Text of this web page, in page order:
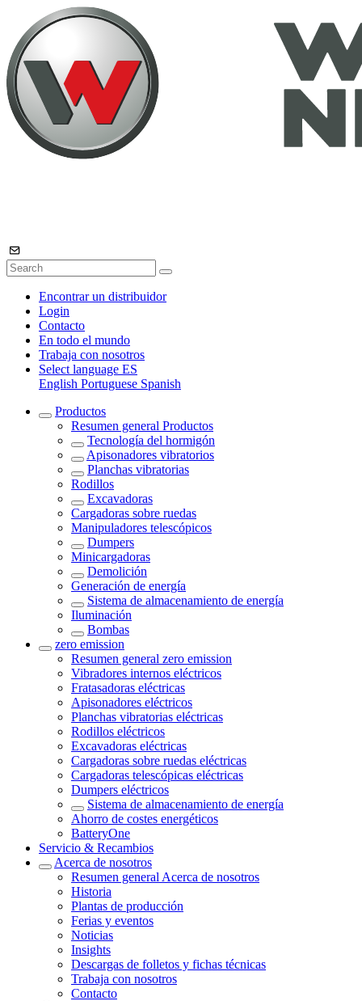
Encontrar un distribuidor
Login
Contacto
En todo el mundo
Trabaja con nosotros
Select language ES
English Portuguese Spanish
Productos
Resumen general Productos
Tecnología del hormigón
Apisonadores vibratorios
Planchas vibratorias
Rodillos
Excavadoras
Cargadoras sobre ruedas
Manipuladores telescópicos
Dumpers
Minicargadoras
Demolición
Generación de energía
Sistema de almacenamiento de energía
Iluminación
Bombas
zero emission
Resumen general zero emission
Vibradores internos eléctricos
Fratasadoras eléctricas
Apisonadores eléctricos
Planchas vibratorias eléctricas
Rodillos eléctricos
Excavadoras eléctricas
Cargadoras sobre ruedas eléctricas
Cargadoras telescópicas eléctricas
Dumpers eléctricos
Sistema de almacenamiento de energía
Ahorro de costes energéticos
BatteryOne
Servicio & Recambios
Acerca de nosotros
Resumen general Acerca de nosotros
Historia
Plantas de producción
Ferias y eventos
Noticias
Insights
Descargas de folletos y fichas técnicas
Trabaja con nosotros
Contacto